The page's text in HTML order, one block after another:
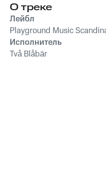
О треке
Лейбл
Playground Music
Исполнитель
Två Blåbär